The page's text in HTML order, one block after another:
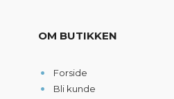
OM BUTIKKEN
Forside
Bli kunde